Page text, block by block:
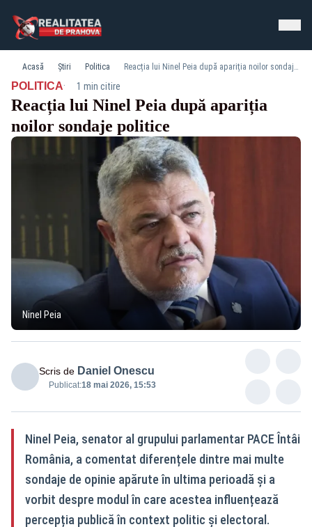
Acasă Știri Politica Reacția lui Ninel Peia după apariția noilor sondaje politice
POLITICA· 1 min citire
Reacția lui Ninel Peia după apariția
noilor sondaje politice
Ninel Peia
Scris de Daniel Onescu
Publicat:18 mai 2026, 15:53
Ninel Peia, senator al grupului parlamentar PACE Întâi
România, a comentat diferențele dintre mai multe
sondaje de opinie apărute în ultima perioadă și a
vorbit despre modul în care acestea influențează
percepția publică în context politic și electoral.